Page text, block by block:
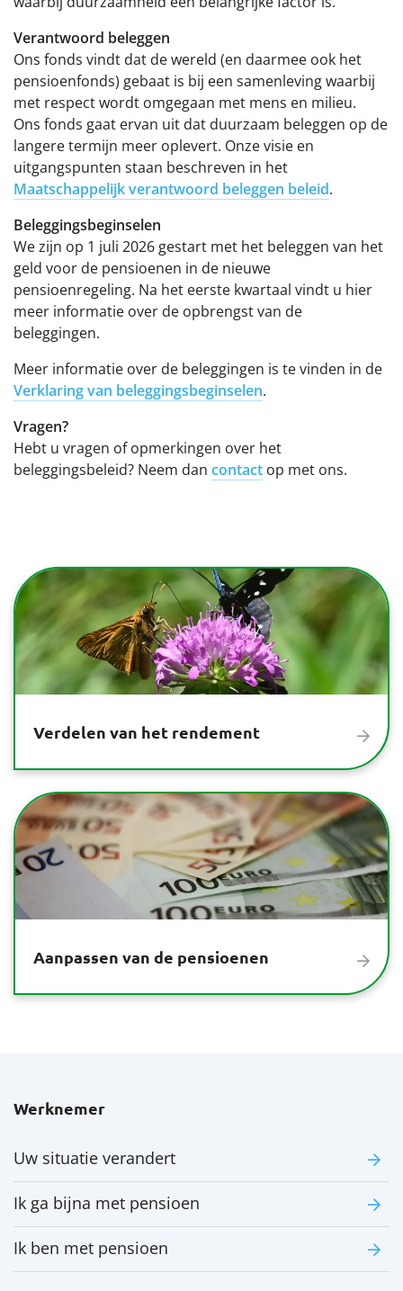
Verantwoord beleggen
Ons fonds vindt dat de wereld (en daarmee ook het
pensioenfonds) gebaat is bij een samenleving waarbij
met respect wordt omgegaan met mens en milieu.
Ons fonds gaat ervan uit dat duurzaam beleggen op de
langere termijn meer oplevert. Onze visie en
uitgangspunten staan beschreven in het
Maatschappelijk verantwoord beleggen beleid.
Beleggingsbeginselen
We zijn op 1 juli 2026 gestart met het beleggen van het
geld voor de pensioenen in de nieuwe
pensioenregeling. Na het eerste kwartaal vindt u hier
meer informatie over de opbrengst van de
beleggingen.
Meer informatie over de beleggingen is te vinden in de
Verklaring van beleggingsbeginselen.
Vragen?
Hebt u vragen of opmerkingen over het
beleggingsbeleid? Neem dan contact op met ons.
Verdelen van het rendement
Aanpassen van de pensioenen
Werknemer
Uw situatie verandert
Ik ga bijna met pensioen
Ik ben met pensioen